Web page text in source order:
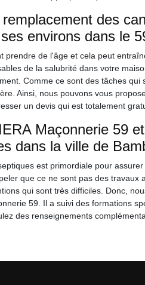
des
environs dans le
prendre de l'âge et cela peut
de la salubrité dans votre
Comme ce sont des tâches
Ainsi, nous pouvons vous
un devis qui est totalement
Maçonnerie 59
dans la ville de
est primordiale pour
que ce ne sont pas des travaux
qui sont très difficiles. Donc,
59. Il a suivi des formations
des renseignements